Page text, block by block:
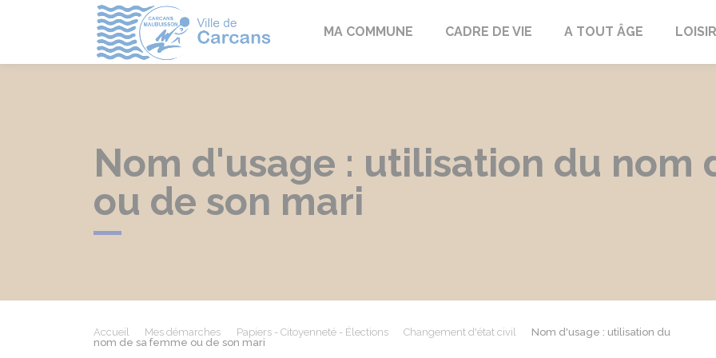
CarcansMA COMMUNE CADRE DE VIE A TOUT ÂGE
Nom d'usage : utilisation du nom
ou de son mari
Accueil Mes démarches Papiers - Citoyenneté - Élections Changement d'état civil
Nom d'usage : utilisation du
nom de sa femme ou de son mari